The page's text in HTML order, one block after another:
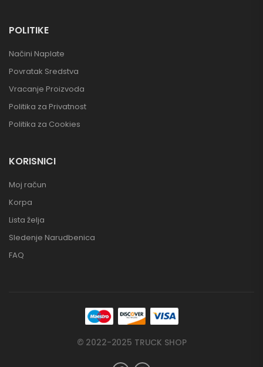
POLITIKE
Načini Naplate
Povratak Sredstva
Vracanje Proizvoda
Politika za Privatnost
Politika za Cookies
KORISNICI
Moj račun
Korpa
Lista želja
Sledenje Narudbenica
FAQ
© 2022-2025 TRUCK SHOP